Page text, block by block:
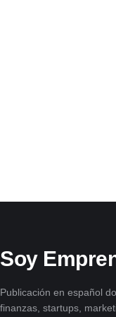
Soy
Publicación en español
finanzas, startups,